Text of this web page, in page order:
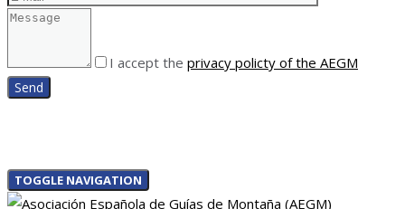
I accept the privacy policty of the AEGM
TOGGLE NAVIGATION